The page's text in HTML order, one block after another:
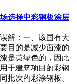
选择中彩钢板涂层
解：一、该国有大
目的是减少面漆的
是黄绿色的，因此
于建筑项目的彩钢
批次的彩涂钢板。